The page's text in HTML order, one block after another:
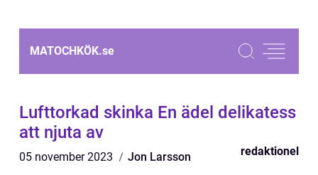
MATOCHKÖK.se
Lufttorkad skinka En ädel delikatess
att njuta av
05 november 2023 Jon Larsson redaktionel